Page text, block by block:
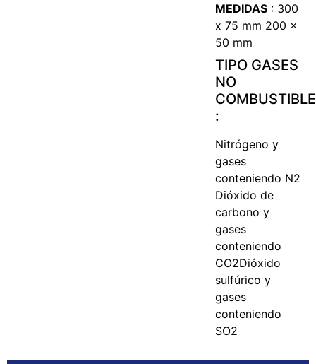
MEDIDAS : 300
x 75 mm 200 x
50 mm
TIPO GASES
NO
:
Nitrógeno y
gases
conteniendo N2
Dióxido de
carbono y
gases
conteniendo
CO2Dióxido
sulfúrico y
gases
conteniendo
SO2